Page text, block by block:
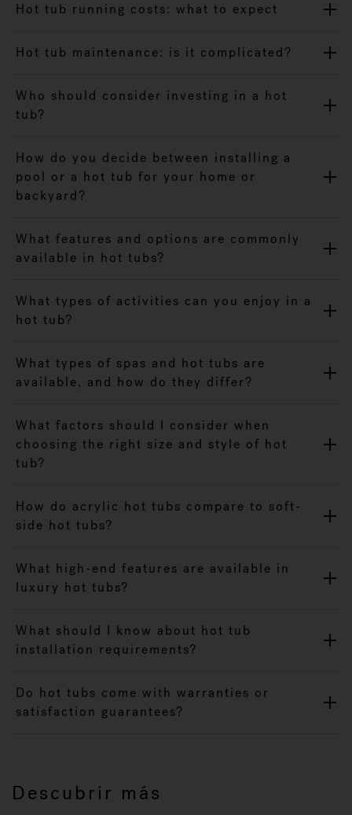
Hot tub running costs: what to expect
Hot tub maintenance: is it complicated?
Who should consider investing in a hot
tub?
How do you decide between installing a
pool or a hot tub for your home or
backyard?
What features and options are commonly
available in hot tubs?
What types of activities can you enjoy in a
hot tub?
What types of spas and hot tubs are
available, and how do they differ?
What factors should I consider when
choosing the right size and style of hot
tub?
How do acrylic hot tubs compare to soft-
side hot tubs?
What high-end features are available in
luxury hot tubs?
What should I know about hot tub
installation requirements?
Do hot tubs come with warranties or
satisfaction guarantees?
Descubrir más